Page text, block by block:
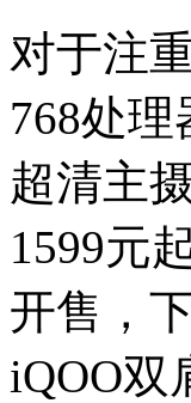
对于注
768处
超清主
1599元
开售，
iQOO双